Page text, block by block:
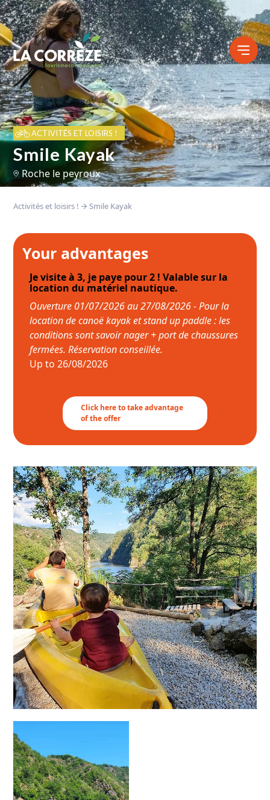
ACTIVITÉS ET LOISIRS !
Smile Kayak
Roche le peyroux
Activités et loisirs ! Smile Kayak
Your advantages
Je visite à 3, je paye pour 2 ! Valable sur la
location du matériel nautique.
Ouverture 01/07/2026 au 27/08/2026 - Pour la
location de canoë kayak et stand up paddle : les
conditions sont savoir nager + port de chaussures
fermées. Réservation conseillée.
Up to 26/08/2026
Click here to take advantage
of the offer